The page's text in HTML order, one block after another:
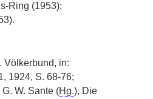
Ring (1953);
Völkerbund, in:
1924, S. 68-76;
W. Sante (Hg.), Die